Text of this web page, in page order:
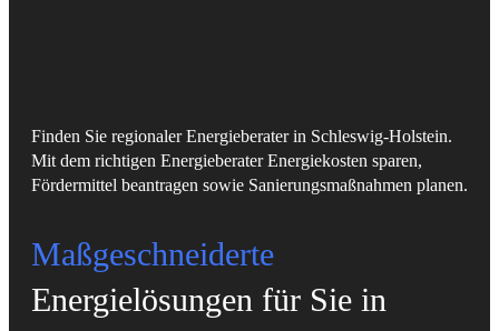
Finden Sie regionaler Energieberater in Schleswig-Holstein.
Mit dem richtigen Energieberater Energiekosten sparen,
Fördermittel beantragen sowie Sanierungsmaßnahmen planen.
Maßgeschneiderte
Energielösungen für Sie in